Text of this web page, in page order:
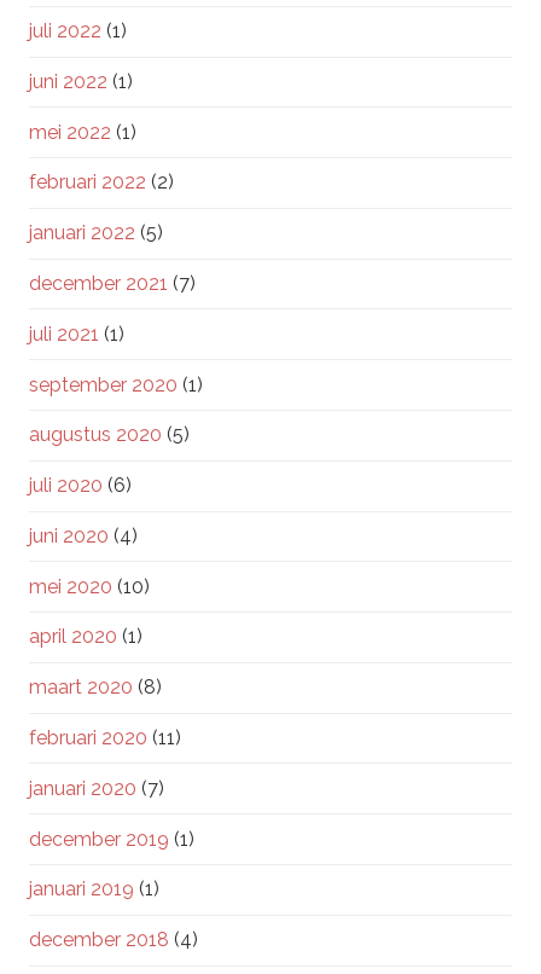
juli 2022 (1)
juni 2022 (1)
mei 2022 (1)
februari 2022 (2)
januari 2022 (5)
december 2021 (7)
juli 2021 (1)
september 2020 (1)
augustus 2020 (5)
juli 2020 (6)
juni 2020 (4)
mei 2020 (10)
april 2020 (1)
maart 2020 (8)
februari 2020 (11)
januari 2020 (7)
december 2019 (1)
januari 2019 (1)
december 2018 (4)